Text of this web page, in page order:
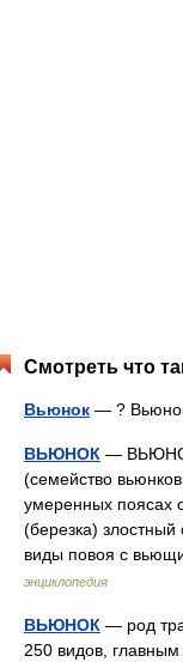
Смотреть что
Вьюнок — ?
ВЬЮНОК —
(семейство
умеренных поясах
(березка)
виды повоя с
энциклопедия
ВЬЮНОК — род
250 видов,